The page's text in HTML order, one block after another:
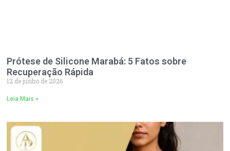
Prótese de Silicone Marabá: 5 Fatos sobre
Recuperação Rápida
12 de junho de 2026
Leia Mais »